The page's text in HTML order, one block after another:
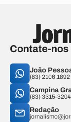
Contate-nos
João
(83) 2106.1892
Campina
(83) 3315-3204
Redação